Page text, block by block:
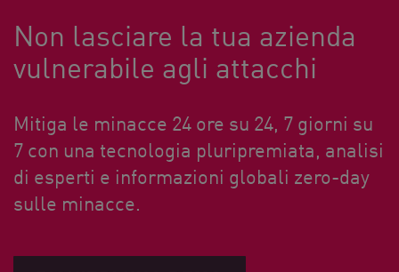
Non lasciare la tua azienda
vulnerabile agli attacchi
Mitiga le minacce 24 ore su 24, 7 giorni su
7 con una tecnologia pluripremiata, analisi
di esperti e informazioni globali zero-day
sulle minacce.